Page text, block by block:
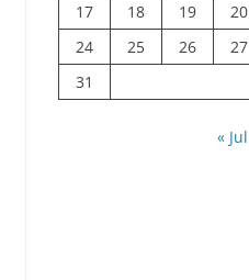
17
18 19 20
24
25 26 27
31
« Jul